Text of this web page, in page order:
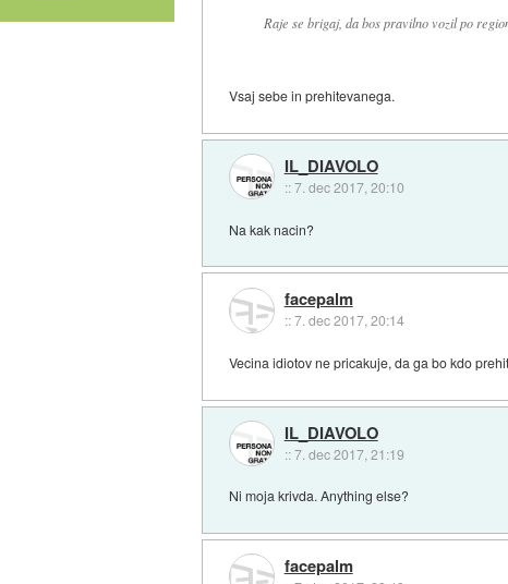
Raje se brigaj, da bos pravilno vozil po
Vsaj sebe in prehitevanega.
IL_DIAVOLO
::7. dec 2017, 20:10
Na kak nacin?
facepalm
::7. dec 2017, 20:14
Vecina idiotov ne pricakuje, da ga bo kdo
IL_DIAVOLO
::7. dec 2017, 21:19
Ni moja krivda. Anything else?
facepalm